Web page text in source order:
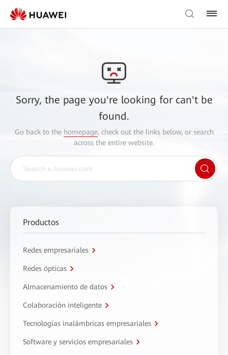
Sorry, the page you're looking for can't be
found.
Go back to the homepage, check out the links below, or search
across the entire website.
Productos
Redes empresariales
Redes ópticas
Almacenamiento de datos
Colaboración inteligente
Tecnologías inalámbricas empresariales
Software y servicios empresariales